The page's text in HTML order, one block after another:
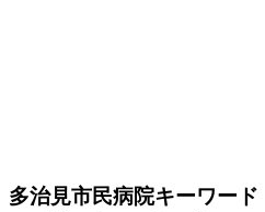
多治見市民病院キーワード